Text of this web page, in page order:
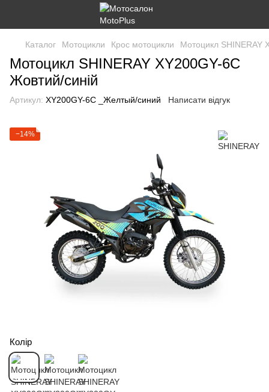
Каталог Мотоцикли Крос мотоцикли Мотоцикл SHINERAY
Мотоцикл SHINERAY XY200GY-6C
Жовтий/синій
Артикул: XY200GY-6C _Желтый/синий Написати відгук
−14%
Колір